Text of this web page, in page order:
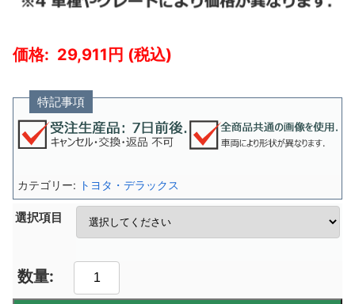
29,911
特記事項
選択項目
カテゴリー: トヨタ・デラックス